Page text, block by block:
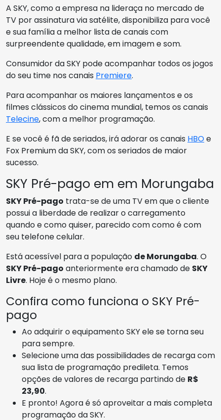
A SKY, como a empresa na lideraça no mercado de
TV por assinatura via satélite, disponibiliza para você
e sua família a melhor lista de canais com
surpreendente qualidade, em imagem e som.
Consumidor da SKY pode acompanhar todos os jogos
do seu time nos canais Premiere.
Para acompanhar os maiores lançamentos e os
filmes clássicos do cinema mundial, temos os canais
Telecine, com a melhor programação.
E se você é fã de seriados, irá adorar os canais HBOe
Fox Premium da SKY, com os seriados de maior
sucesso.
SKY Pré-pago em em Morungaba
SKY Pré-pago trata-se de uma TV em que o cliente
possui a liberdade de realizar o carregamento
quando e como quiser, parecido com como é com
seu telefone celular.
Está acessível para a população de Morungaba. O
SKY Pré-pago anteriormente era chamado de SKY
Livre. Hoje é o mesmo plano.
Confira como funciona o SKY Pré-
pago
Ao adquirir o equipamento SKY ele se torna seu
para sempre.
Selecione uma das possibilidades de recarga com
sua lista de programação predileta. Temos
opções de valores de recarga partindo de R$
23,90.
E pronto! Agora é só aproveitar a mais completa
programação da SKY.